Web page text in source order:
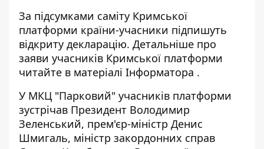
За підсумками саміту Кримської
платформи країни-учасники підпишуть
відкриту декларацію. Детальніше про
заяви учасників Кримської платформи
читайте в матеріалі Інформатора .
У МКЦ "Парковий" учасників платформи
зустрічав Президент Володимир
Зеленський, прем'єр-міністр Денис
Шмигаль, міністр закордонних справ